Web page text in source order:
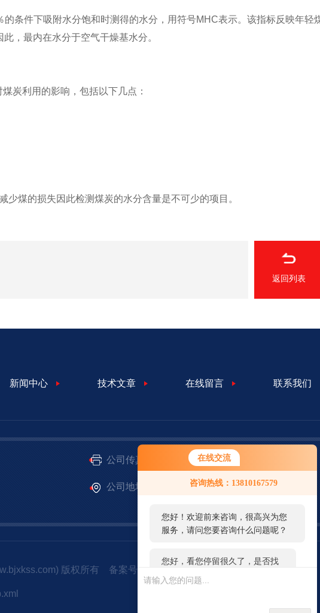
在线交流
咨询热线：13810167579
服务，请问您要咨询什么问题呢？
您好，看您停留很久了，是否找到
了需求产品，您可以直接在线与我
件下吸附水分饱和时测得的水分，用符号MHC表示。该指标反映年轻
，最内在水分于空气干燥基水分。
利用的影响，包括以下几点：
煤的损失因此检测煤炭的水分含量是不可少的项目。
返回列表
新闻中心 技术文章 在线留言 联系我们
公司传真： 86-010-51053630
公司地址：
北京市通州区经济开发区聚富苑产
版权所有 备案号：